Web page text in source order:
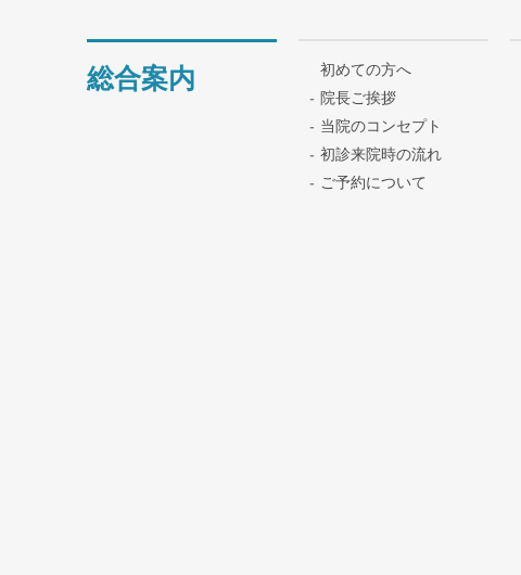
総合案内
初めての方へ
院長ご挨拶
当院のコンセプト
初診来院時の流れ
ご予約について